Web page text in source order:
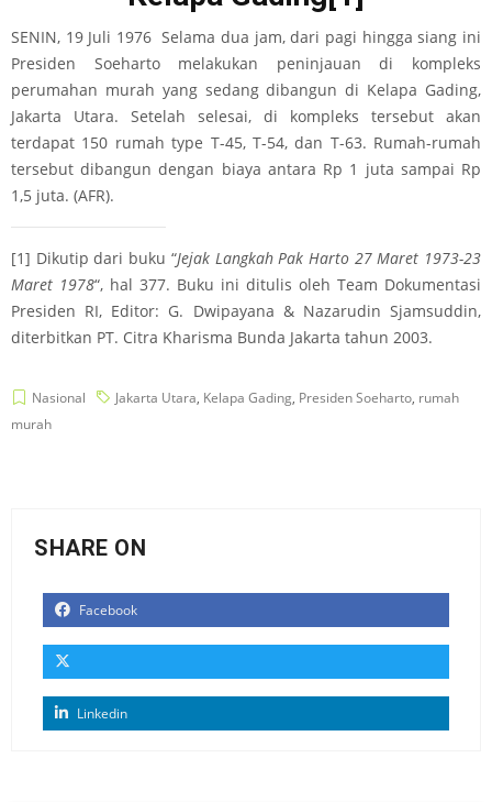
SENIN, 19 Juli 1976 Selama dua jam, dari pagi hingga siang ini
Presiden Soeharto melakukan peninjauan di kompleks
perumahan murah yang sedang dibangun di Kelapa Gading,
Jakarta Utara. Setelah selesai, di kompleks tersebut akan
terdapat 150 rumah type T-45, T-54, dan T-63. Rumah-rumah
tersebut dibangun dengan biaya antara Rp 1 juta sampai Rp
1,5 juta. (AFR).
[1] Dikutip dari buku “Jejak Langkah Pak Harto 27 Maret 1973-23
Maret 1978“, hal 377. Buku ini ditulis oleh Team Dokumentasi
Presiden RI, Editor: G. Dwipayana & Nazarudin Sjamsuddin,
diterbitkan PT. Citra Kharisma Bunda Jakarta tahun 2003.
Nasional Jakarta Utara, Kelapa Gading, Presiden Soeharto, rumah
murah
SHARE ON
Facebook
Linkedin